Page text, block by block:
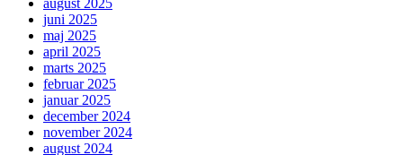
juni 2025
maj 2025
april 2025
marts 2025
februar 2025
januar 2025
december 2024
november 2024
august 2024